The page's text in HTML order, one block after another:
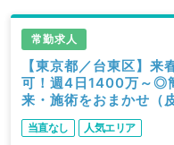
常勤求人
【東京都／台東区】
可！週4日1400万～◎
来・施術をおまかせ（
当直なし 人気エリア